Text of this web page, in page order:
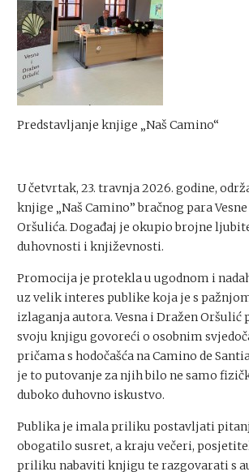
Predstavljanje knjige „Naš Camino“
U četvrtak, 23. travnja 2026. godine,
knjige „Naš Camino” bračnog para
Oršulića. Događaj je okupio brojne
duhovnosti i književnosti.
Promocija je protekla u ugodnom i
uz velik interes publike koja je s
izlaganja autora. Vesna i Dražen Oršulić
svoju knjigu govoreći o osobnim
pričama s hodočašća na Camino de
je to putovanje za njih bilo ne samo
duboko duhovno iskustvo.
Publika je imala priliku postavljati
obogatilo susret, a kraju večeri,
priliku nabaviti knjigu te razgovarati s